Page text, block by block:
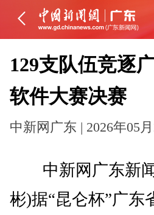
129支队伍竞逐
软件大赛决赛
中新网广东 | 2026年05
中新网广东新闻
彬)据“昆仑杯”广东